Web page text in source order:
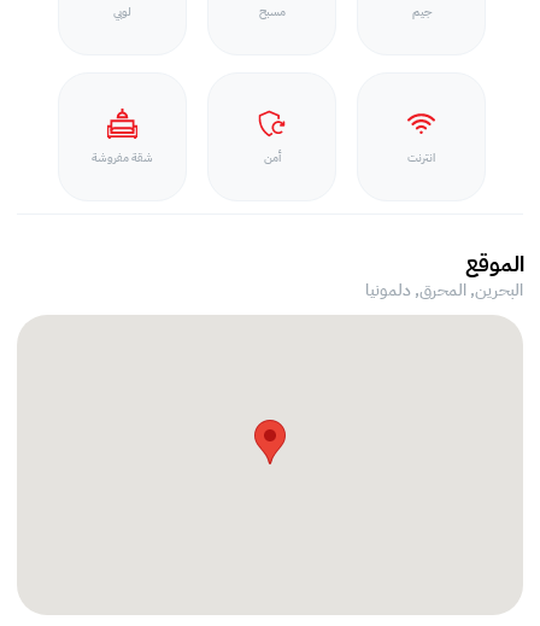
جيم مسبح لوبي
انترنت أمن شقة مفروشة
الموقع
البحرين, المحرق, دلمونيا